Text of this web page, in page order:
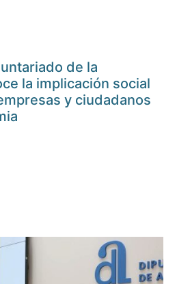
de la
la implicación social
y ciudadanos